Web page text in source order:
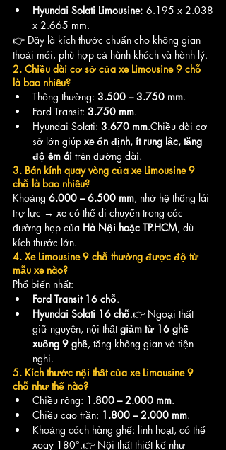
Hyundai Solati Limousine: 6.195 x 2.038
x 2.665 mm.
👉 Đây là kích thước chuẩn cho không gian
thoải mái, phù hợp cả hành khách và hành lý.
2. Chiều dài cơ sở của xe Limousine 9 chỗ
là bao nhiêu?
Thông thường: 3.500 – 3.750 mm.
Ford Transit: 3.750 mm.
Hyundai Solati: 3.670 mm.Chiều dài cơ
sở lớn giúp xe ổn định, ít rung lắc, tăng
độ êm ái trên đường dài.
3. Bán kính quay vòng của xe Limousine 9
chỗ là bao nhiêu?
Khoảng 6.000 – 6.500 mm, nhờ hệ thống lái
trợ lực → xe có thể di chuyển trong các
đường hẹp của Hà Nội hoặc TP.HCM, dù
kích thước lớn.
4. Xe Limousine 9 chỗ thường được độ từ
mẫu xe nào?
Phổ biến nhất:
Ford Transit 16 chỗ.
Hyundai Solati 16 chỗ.👉 Ngoại thất
giữ nguyên, nội thất giảm từ 16 ghế
xuống 9 ghế, tăng không gian và tiện
nghi.
5. Kích thước nội thất của xe Limousine 9
chỗ như thế nào?
Chiều rộng: 1.800 – 2.000 mm.
Chiều cao trần: 1.800 – 2.000 mm.
Khoảng cách hàng ghế: linh hoạt, có thể
xoay 180°.👉 Nội thất thiết kế như